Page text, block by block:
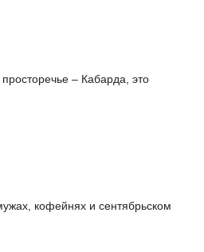
– Кабарда, это
кофейнях и сентябрьском